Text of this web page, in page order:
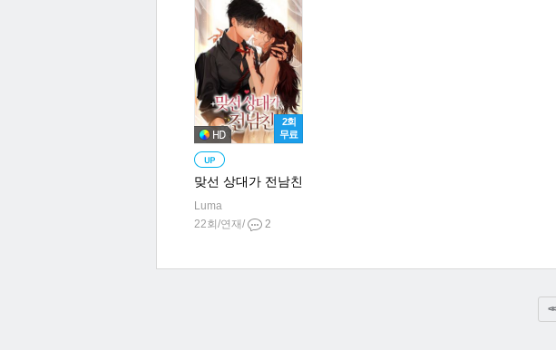
2회
무료
맞선 상대가 전남친
Luma
22회/연재/
2
<<